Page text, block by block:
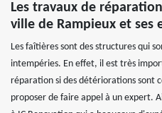
Les travaux de
ville de Rampieux et ses
Les faîtières sont des structures qui
intempéries. En effet, il est très
réparation si des détériorations sont
proposer de faire appel à un expert.